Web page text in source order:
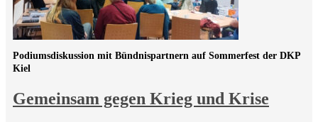
Gemeinsam gegen Krieg und Krise
Podiumsdiskussion mit Bündnispartnern auf Sommerfest der DKP
Kiel